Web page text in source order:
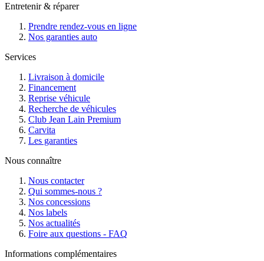
Entretenir & réparer
Prendre rendez-vous en ligne
Nos garanties auto
Services
Livraison à domicile
Financement
Reprise véhicule
Recherche de véhicules
Club Jean Lain Premium
Carvita
Les garanties
Nous connaître
Nous contacter
Qui sommes-nous ?
Nos concessions
Nos labels
Nos actualités
Foire aux questions - FAQ
Informations complémentaires